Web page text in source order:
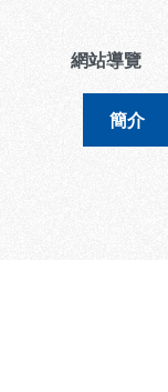
網站導覽
簡介